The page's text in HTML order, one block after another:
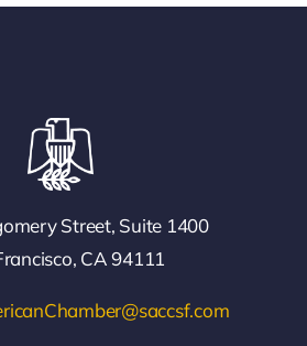
Street, Suite 1400
CA 94111